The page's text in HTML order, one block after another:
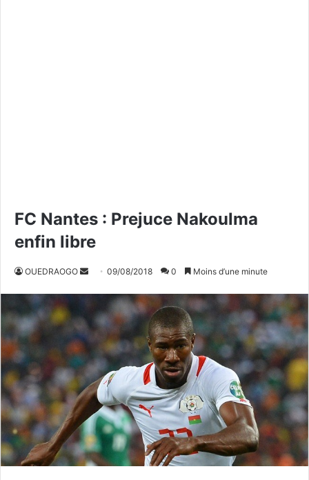
FC Nantes : Prejuce Nakoulma
enfin libre
OUEDRAOGO
u
n
c
o
u
r
09/08/2018 0 Moins d’une minute